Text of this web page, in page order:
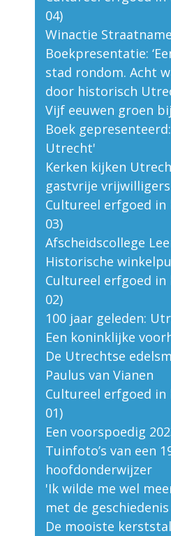
04)
Winactie
Boekpresentatie:
stad rondom. Acht
door historisch
Vijf eeuwen groen
Boek
Utrecht'
Kerken kijken
gastvrije vrijwilligers
Cultureel erfgoed in
03)
Afscheidscollege
Historische
Cultureel erfgoed in
02)
100 jaar geleden:
Een koninklijke
De Utrechtse
Paulus van Vianen
Cultureel erfgoed in
01)
Een voorspoedig
Tuinfoto’s van een
hoofdonderwijzer
'Ik wilde me wel
met de
De mooiste